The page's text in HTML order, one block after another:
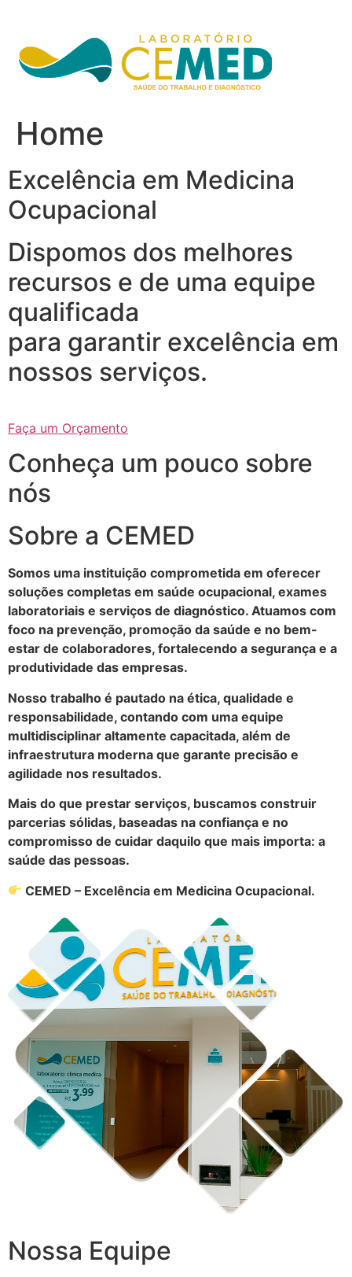
conteúdo
Home
Excelência em Medicina
Ocupacional
Dispomos dos melhores
recursos e de uma equipe
qualificada
para garantir excelência em
nossos serviços.
Faça um Orçamento
Conheça um pouco sobre
nós
Sobre a CEMED
Somos uma instituição comprometida em oferecer
soluções completas em saúde ocupacional, exames
laboratoriais e serviços de diagnóstico. Atuamos com
foco na prevenção, promoção da saúde e no bem-
estar de colaboradores, fortalecendo a segurança e a
produtividade das empresas.
Nosso trabalho é pautado na ética, qualidade e
responsabilidade, contando com uma equipe
multidisciplinar altamente capacitada, além de
infraestrutura moderna que garante precisão e
agilidade nos resultados.
Mais do que prestar serviços, buscamos construir
parcerias sólidas, baseadas na confiança e no
compromisso de cuidar daquilo que mais importa: a
saúde das pessoas.
CEMED – Excelência em Medicina Ocupacional.
Nossa Equipe